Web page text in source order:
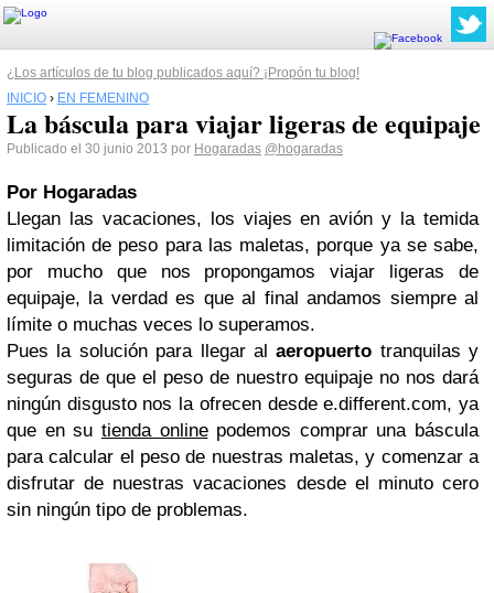
¿Los artículos de tu blog publicados aquí? ¡Propón tu blog!
INICIO › EN FEMENINO
La báscula para viajar ligeras de equipaje
Publicado el 30 junio 2013 por Hogaradas @hogaradas
Por Hogaradas
Llegan las vacaciones, los viajes en avión y la temida
limitación de peso para las maletas, porque ya se sabe,
por mucho que nos propongamos viajar ligeras de
equipaje, la verdad es que al final andamos siempre al
límite o muchas veces lo superamos.
Pues la solución para llegar alaeropuerto tranquilas y
seguras de que el peso de nuestro equipaje no nos dará
ningún disgusto nos la ofrecen desde e.different.com, ya
que en su tienda onlinepodemos comprar una báscula
para calcular el peso de nuestras maletas, y comenzar a
disfrutar de nuestras vacaciones desde el minuto cero
sin ningún tipo de problemas.